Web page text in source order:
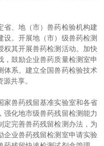
省、地（市）兽药检验机构建
设。开展地（市）级兽药检测
权其开展兽药检测活动。加快
，鼓励企业兽药质量检测室申
体系。建立全国兽药检验技术
共享。
家兽药残留基准实验室和各省
强化地市级兽药残留检测能力
定完善兽药残留检测办法，为
企业兽药残留检测室申请实验